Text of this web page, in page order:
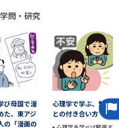
学問分野解説
問・研究
び母国で漫
た、東アジ
の「漫画の
心理学で学ぶ、緊張
との付き合い方